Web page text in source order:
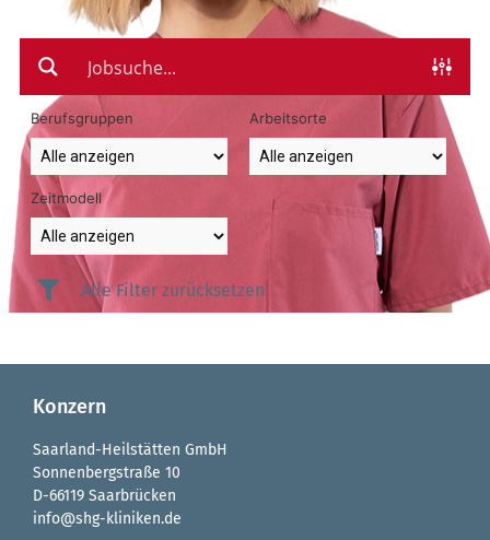
Berufsgruppen Arbeitsorte
Zeitmodell
Alle Filter zurücksetzen
Konzern
Saarland-Heilstätten GmbH
Sonnenbergstraße 10
D-66119 Saarbrücken
info@shg-kliniken.de